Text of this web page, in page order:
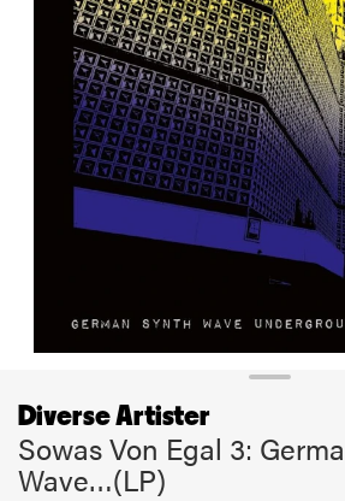
Diverse Artister
Sowas Von Egal 3:
Wave…(LP)